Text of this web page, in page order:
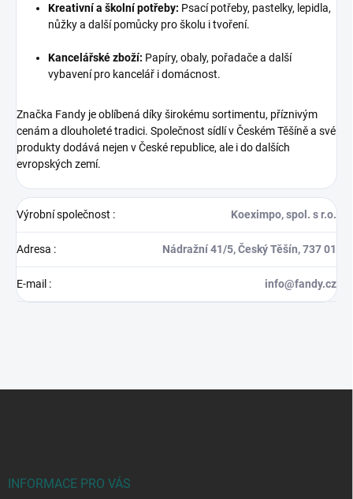
Kreativní a školní potřeby: Psací potřeby, pastelky, lepidla,
nůžky a další pomůcky pro školu i tvoření.
Kancelářské zboží: Papíry, obaly, pořadače a další
vybavení pro kancelář i domácnost.
Značka Fandy je oblíbená díky širokému sortimentu, příznivým
cenám a dlouholeté tradici. Společnost sídlí v Českém Těšíně a své
produkty dodává nejen v České republice, ale i do dalších
evropských zemí.
Výrobní společnost : Koeximpo, spol. s r.o.
Adresa : Nádražní 41/5, Český Těšín, 737 01
E-mail : info@fandy.cz
INFORMACE PRO VÁS